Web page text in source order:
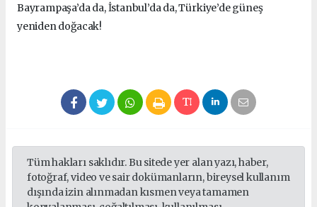
Bayrampaşa’da da, İstanbul’da da, Türkiye’de güneş
yeniden doğacak!
Tüm hakları saklıdır. Bu sitede yer alan yazı, haber,
fotoğraf, video ve sair dokümanların, bireysel kullanım
dışında izin alınmadan kısmen veya tamamen